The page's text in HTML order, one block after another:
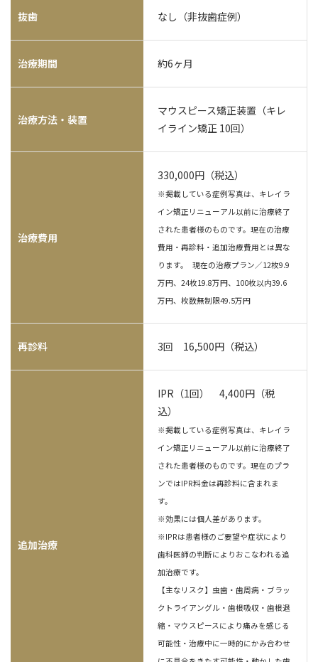
抜歯 なし（非抜歯症例）
治療期間 約6ヶ月
治療方法・装置
マウスピース矯正装置（キレ
イライン矯正 10回）
治療費用
330,000円（税込）
※掲載している症例写真は、キレイラ
イン矯正リニューアル以前に治療終了
された患者様のものです。現在の治療
費用・再診料・追加治療費用とは異な
ります。 現在の治療プラン／12枚9.9
万円、24枚19.8万円、100枚以内39.6
万円、枚数無制限49.5万円
再診料 3回 16,500円（税込）
追加治療
IPR（1回） 4,400円（税
込）
※掲載している症例写真は、キレイラ
イン矯正リニューアル以前に治療終了
された患者様のものです。現在のプラ
ンではIPR料金は再診料に含まれま
す。
※効果には個人差があります。
※IPRは患者様のご要望や症状により
歯科医師の判断によりおこなわれる追
加治療です。
【主なリスク】虫歯・歯周病・ブラッ
クトライアングル・歯根吸収・歯根退
縮・マウスピースにより痛みを感じる
可能性・治療中に一時的にかみ合わせ